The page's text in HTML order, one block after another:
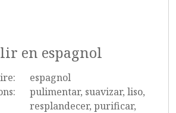
en espagnol
espagnol
pulimentar, suavizar, liso,
resplandecer, purificar,